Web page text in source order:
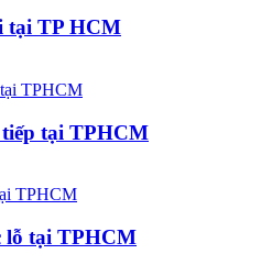
tại TP HCM
tại TPHCM
lỗ tại TPHCM